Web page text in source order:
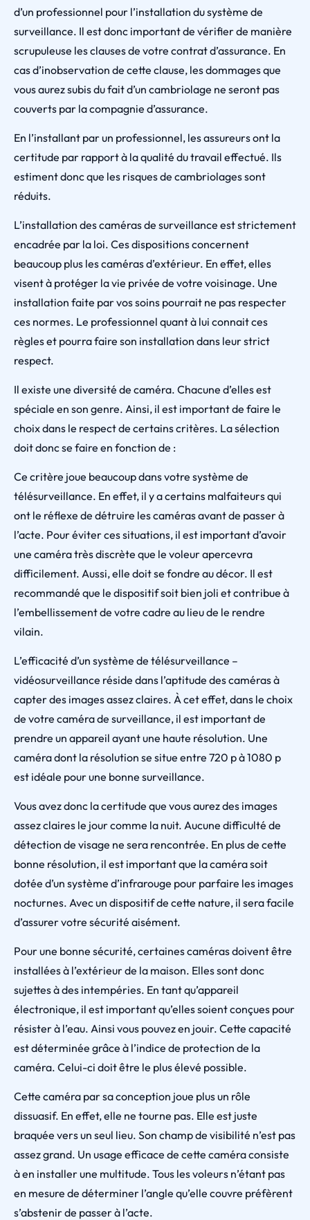
d’un professionnel pour l’installation du système de
surveillance. Il est donc important de vérifier de manière
scrupuleuse les clauses de votre contrat d’assurance. En
cas d’inobservation de cette clause, les dommages que
vous aurez subis du fait d’un cambriolage ne seront pas
couverts par la compagnie d’assurance.
En l’installant par un professionnel, les assureurs ont la
certitude par rapport à la qualité du travail effectué. Ils
estiment donc que les risques de cambriolages sont
réduits.
L’installation des caméras de surveillance est strictement
encadrée par la loi. Ces dispositions concernent
beaucoup plus les caméras d’extérieur. En effet, elles
visent à protéger la vie privée de votre voisinage. Une
installation faite par vos soins pourrait ne pas respecter
ces normes. Le professionnel quant à lui connait ces
règles et pourra faire son installation dans leur strict
respect.
Il existe une diversité de caméra. Chacune d’elles est
spéciale en son genre. Ainsi, il est important de faire le
choix dans le respect de certains critères. La sélection
doit donc se faire en fonction de :
Ce critère joue beaucoup dans votre système de
télésurveillance. En effet, il y a certains malfaiteurs qui
ont le réflexe de détruire les caméras avant de passer à
l’acte. Pour éviter ces situations, il est important d’avoir
une caméra très discrète que le voleur apercevra
difficilement. Aussi, elle doit se fondre au décor. Il est
recommandé que le dispositif soit bien joli et contribue à
l’embellissement de votre cadre au lieu de le rendre
vilain.
L’efficacité d’un système de télésurveillance –
vidéosurveillance réside dans l’aptitude des caméras à
capter des images assez claires. À cet effet, dans le choix
de votre caméra de surveillance, il est important de
prendre un appareil ayant une haute résolution. Une
caméra dont la résolution se situe entre 720 p à 1080 p
est idéale pour une bonne surveillance.
Vous avez donc la certitude que vous aurez des images
assez claires le jour comme la nuit. Aucune difficulté de
détection de visage ne sera rencontrée. En plus de cette
bonne résolution, il est important que la caméra soit
dotée d’un système d’infrarouge pour parfaire les images
nocturnes. Avec un dispositif de cette nature, il sera facile
d’assurer votre sécurité aisément.
Pour une bonne sécurité, certaines caméras doivent être
installées à l’extérieur de la maison. Elles sont donc
sujettes à des intempéries. En tant qu’appareil
électronique, il est important qu’elles soient conçues pour
résister à l’eau. Ainsi vous pouvez en jouir. Cette capacité
est déterminée grâce à l’indice de protection de la
caméra. Celui-ci doit être le plus élevé possible.
Cette caméra par sa conception joue plus un rôle
dissuasif. En effet, elle ne tourne pas. Elle est juste
braquée vers un seul lieu. Son champ de visibilité n’est pas
assez grand. Un usage efficace de cette caméra consiste
à en installer une multitude. Tous les voleurs n’étant pas
en mesure de déterminer l’angle qu’elle couvre préfèrent
s’abstenir de passer à l’acte.